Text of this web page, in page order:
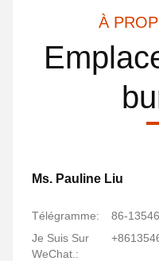
À
Ms. Pauline Liu
Télégramme:
86-
Je Suis Sur
WeChat.: